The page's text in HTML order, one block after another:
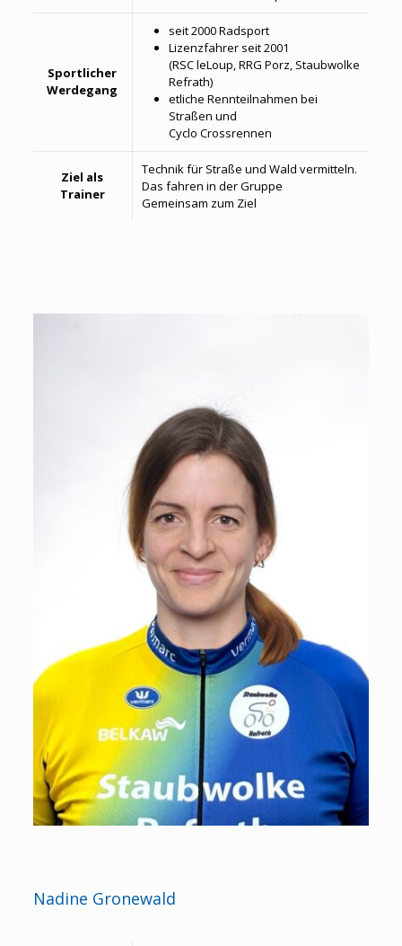
Sportlicher
Werdegang
seit 2000 Radsport
Lizenzfahrer seit 2001
(RSC leLoup, RRG Porz, Staubwolke
Refrath)
etliche Rennteilnahmen bei
Straßen und
Cyclo Crossrennen
Ziel als
Trainer
Technik für Straße und Wald vermitteln.
Das fahren in der Gruppe
Gemeinsam zum Ziel
Nadine Gronewald